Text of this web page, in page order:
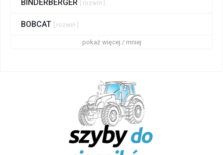
BINDERBERGER [ rozwiń ]
BOBCAT [ rozwiń ]
pokaż więcej / mniej